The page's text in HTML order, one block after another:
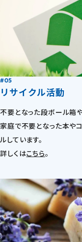
#05
リサイクル活動
不要となった段ボール箱
家庭で不要となった本や
ルしています。
詳しくはこちら。